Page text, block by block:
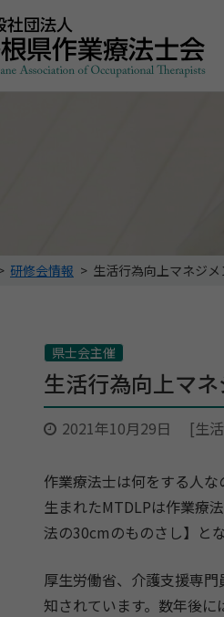
研修会情報 > 生活行為向上マネジ
県士会主催
生活行為向上マ
2021年10月29日 [生
作業療法士は何をする人
生まれたMTDLPは作業療
法の30cmのものさし】と
厚生労働省、介護支援専
知されています。数年後に